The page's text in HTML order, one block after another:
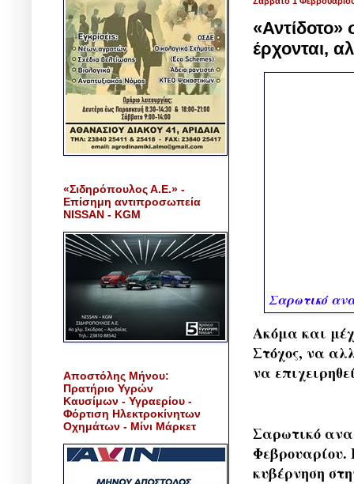
έρχονται,
Σαρωτικό
Ακόμα και
Στόχος, να
να
Σαρωτικό
Φεβρουαρίου.
κυβέρνηση
«Σιδηρόπουλος Α.Ε.» -
Επίσημη αντιπροσωπεία
NISSAN - KGM
Αποστόλης Μήνου:
Πρατήριο Υγρών
Καυσίμων - Υγραερίου -
Φόρτιση Ηλεκτροκίνητων
Οχημάτων - Μίνι Μάρκετ